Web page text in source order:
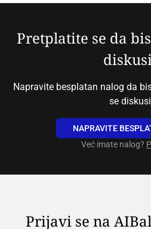
Pretplatite se da
Napravite besplatan nalog da
se
NAPRAVITE
Već imate nalog?
Prijavi se na